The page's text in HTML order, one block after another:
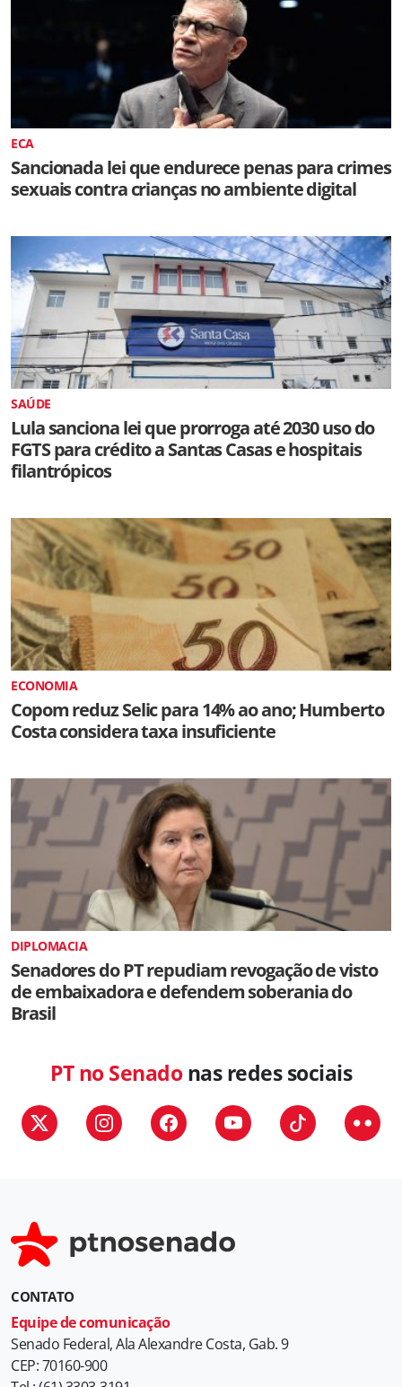
ECA
Sancionada lei que endurece penas para crimes
sexuais contra crianças no ambiente digital
SAÚDE
Lula sanciona lei que prorroga até 2030 uso do
FGTS para crédito a Santas Casas e hospitais
filantrópicos
ECONOMIA
Copom reduz Selic para 14% ao ano; Humberto
Costa considera taxa insuficiente
DIPLOMACIA
Senadores do PT repudiam revogação de visto
de embaixadora e defendem soberania do
Brasil
PT no Senadonas redes sociais
CONTATO
Equipe de comunicação
Senado Federal, Ala Alexandre Costa, Gab. 9
CEP: 70160-900